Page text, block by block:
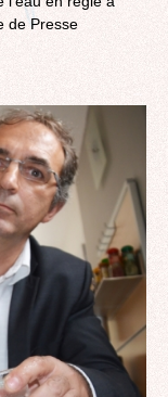
de Presse